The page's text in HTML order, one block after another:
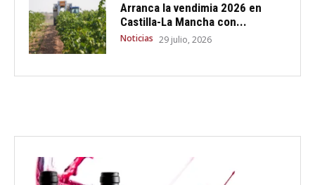
Arranca la vendimia 2026 en
Castilla-La Mancha con...
Noticias 29 julio, 2026